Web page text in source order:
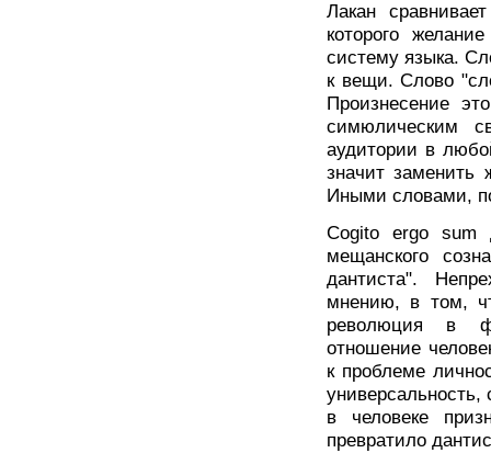
Лакан
которого
систему языка.
к вещи. Слово
Произнесение
симюлическим
аудитории в
значит заменить
Иными словами,
Cogito ergo sum
мещанского
дантиста".
мнению, в том,
революция в
отношение
к проблеме
в человеке
превратило